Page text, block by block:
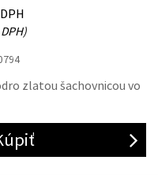
zlatou šachovnicou vo